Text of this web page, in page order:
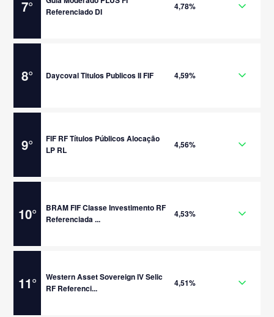
7°
Referenciado DI
4,78%
8° Daycoval Titulos Publicos II FIF 4,59%
9°
FIF RF Títulos Públicos Alocação
LP RL
4,56%
10°
BRAM FIF Classe Investimento RF
Referenciada ...
4,53%
11°
Western Asset Sovereign IV Selic
RF Referenci...
4,51%